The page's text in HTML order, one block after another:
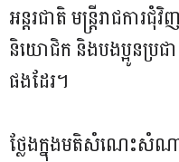
អន្តរជាតិ មន្ត្រីរាជការជុំវិ
និយោជិក និងបងប្អូនប្រ
ផងដែរ។
ថ្លែងក្នុងមតិសំណេះសំណា